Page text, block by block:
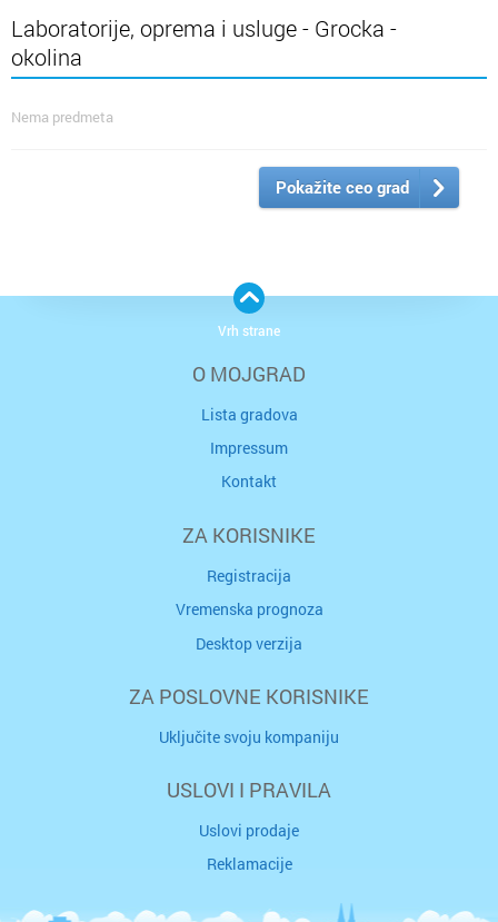
Laboratorije, oprema i usluge - Grocka -
okolina
Nema predmeta
Pokažite ceo grad
O MOJGRAD
Lista gradova
Impressum
Kontakt
ZA KORISNIKE
Registracija
Vremenska prognoza
Desktop verzija
ZA POSLOVNE KORISNIKE
Uključite svoju kompaniju
USLOVI I PRAVILA
Uslovi prodaje
Reklamacije
Vrh strane